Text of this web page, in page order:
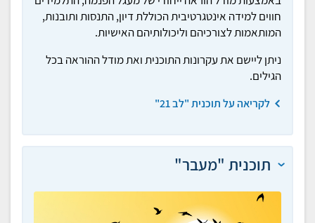
חווים למידה אינטגרטיבית הכוללת דיון, התנסות ותובנות,
המותאמות לצורכיהם וליכולותיהם האישיות.
ניתן ליישם את עקרונות התוכנית ואת מודל ההוראה בכל
הגילים.
לקריאה על תוכנית "לב 21"
תוכנית "מעבר"